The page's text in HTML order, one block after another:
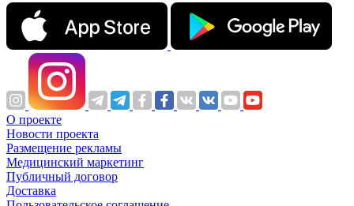
О проекте
Новости проекта
Размещение рекламы
Медицинский маркетинг
Публичный договор
Доставка